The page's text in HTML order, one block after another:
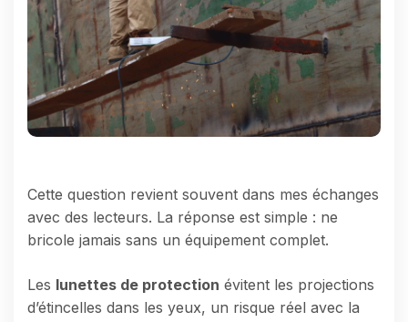
Cette question revient souvent dans mes échanges
avec des lecteurs. La réponse est simple : ne
bricole jamais sans un équipement complet.
Les lunettes de protection évitent les projections
d’étincelles dans les yeux, un risque réel avec la